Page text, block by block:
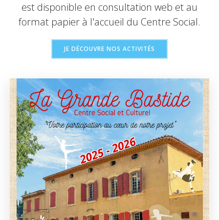
est disponible en consultation web et au
format papier à l'accueil du Centre Social.
JE DÉCOUVRE NOS ACTIVITÉS